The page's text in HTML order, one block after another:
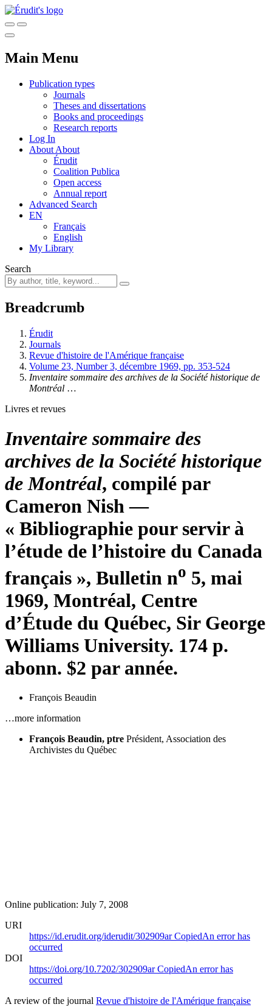
Main Menu
Publication types
Journals
Theses and dissertations
Books and proceedings
Research reports
Log In
About About
Érudit
Coalition Publica
Open access
Annual report
Advanced Search
EN
Français
English
My Library
Search
Breadcrumb
Érudit
Journals
Revue d'histoire de l'Amérique française
Volume 23, Number 3, décembre 1969, pp. 353-524
Inventaire sommaire des archives de la Société historique de
Montréal …
Livres et revues
Inventaire sommaire des
archives de la Société historique
de Montréal, compilé par
Cameron Nish —
« Bibliographie pour servir à
l’étude de l’histoire du Canada
français », Bulletin no 5, mai
1969, Montréal, Centre
d’Étude du Québec, Sir George
Williams University. 174 p.
abonn. $2 par année.
François Beaudin
…more information
François Beaudin, ptre Président, Association des
Archivistes du Québec
Online publication: July 7, 2008
URI
https://id.erudit.org/iderudit/302909arCopiedAn error has
occurred
DOI
https://doi.org/10.7202/302909arCopiedAn error has
occurred
A review of the journal Revue d'histoire de l'Amérique française